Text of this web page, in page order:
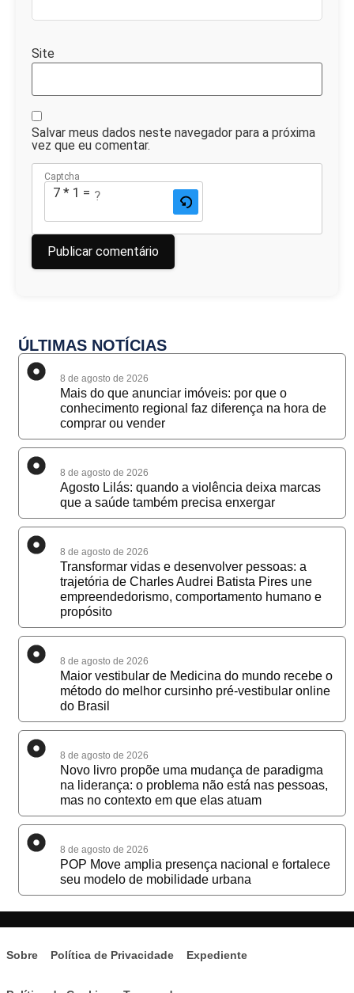
Site
Salvar meus dados neste navegador para a próxima
vez que eu comentar.
Captcha
7 * 1 = ?
ÚLTIMAS NOTÍCIAS
8 de agosto de 2026
Mais do que anunciar imóveis: por que o
conhecimento regional faz diferença na hora de
comprar ou vender
8 de agosto de 2026
Agosto Lilás: quando a violência deixa marcas
que a saúde também precisa enxergar
8 de agosto de 2026
Transformar vidas e desenvolver pessoas: a
trajetória de Charles Audrei Batista Pires une
empreendedorismo, comportamento humano e
propósito
8 de agosto de 2026
Maior vestibular de Medicina do mundo recebe o
método do melhor cursinho pré-vestibular online
do Brasil
8 de agosto de 2026
Novo livro propõe uma mudança de paradigma
na liderança: o problema não está nas pessoas,
mas no contexto em que elas atuam
8 de agosto de 2026
POP Move amplia presença nacional e fortalece
seu modelo de mobilidade urbana
Sobre Política de Privacidade Expediente